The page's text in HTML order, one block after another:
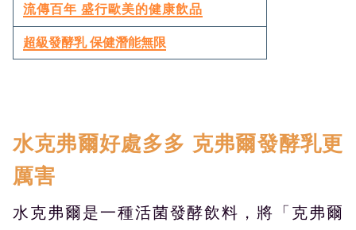
流傳百年 盛行歐美的健康飲品
超級發酵乳 保健潛能無限
水克弗爾好處多多 克弗爾發酵乳更
厲害
水克弗爾是一種活菌發酵飲料，將「克弗爾